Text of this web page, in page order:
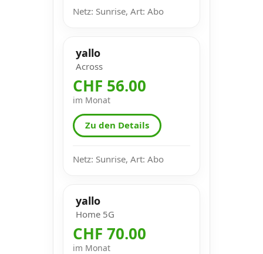
Netz: Sunrise, Art: Abo
yallo
Across
CHF 56.00
im Monat
Zu den Details
Netz: Sunrise, Art: Abo
yallo
Home 5G
CHF 70.00
im Monat